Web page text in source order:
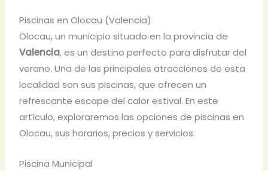
Piscinas en Olocau (Valencia)
Olocau, un municipio situado en la provincia de
Valencia, es un destino perfecto para disfrutar del
verano. Una de las principales atracciones de esta
localidad son sus piscinas, que ofrecen un
refrescante escape del calor estival. En este
artículo, exploraremos las opciones de piscinas en
Olocau, sus horarios, precios y servicios.
Piscina Municipal